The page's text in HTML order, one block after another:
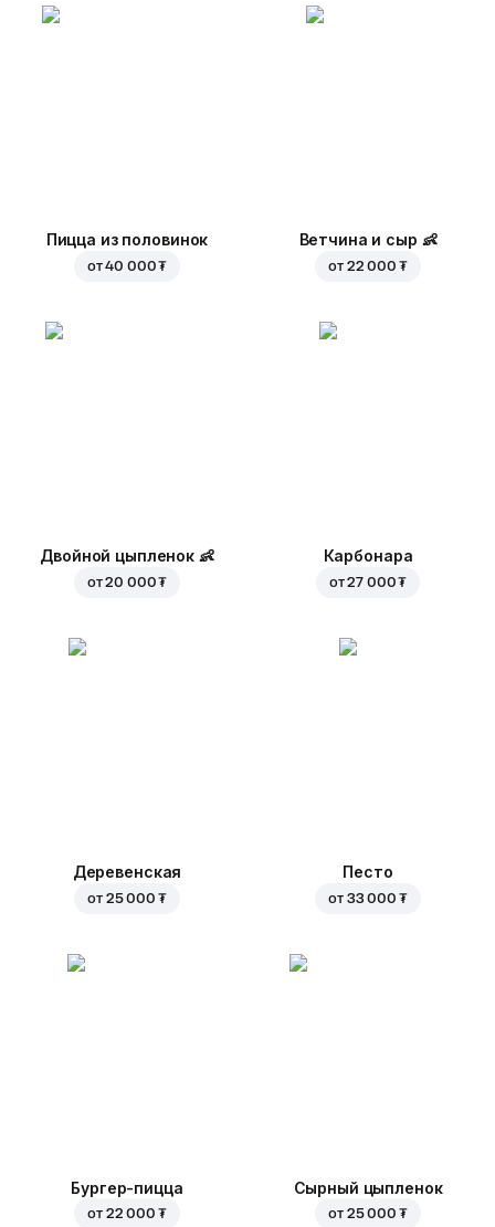
Пицца из половинок
от40 000 ₮
Ветчина и сыр 👶
от 22 000 ₮
Двойной цыпленок 👶
от20 000 ₮
Карбонара
от27 000 ₮
Деревенская
от 25 000 ₮
Песто
от 33 000 ₮
Бургер-пицца
от 22 000 ₮
Сырный цыпленок
от 25 000 ₮